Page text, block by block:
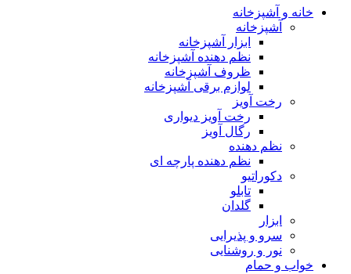
خانه و آشپزخانه
آشپزخانه
ابزار آشپزخانه
نظم دهنده آشپزخانه
ظروف آشپزخانه
لوازم برقی آشپزخانه
رخت آویز
رخت آویز دیواری
رگال آویز
نظم دهنده
نظم دهنده پارچه ای
دکوراتیو
تابلو
گلدان
ابزار
سرو و پذیرایی
نور و روشنایی
خواب و حمام